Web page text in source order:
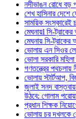
নদীভাঙন রোধে বড়
শেখ হাসিনার দেশে
সাময়িক
মেঘনায়l সি-
মেঘনায় সি-ট্রাকের
ভোলায় এন সিওর
ভোলা সরকারি
গণতন্ত্রের পথচলায়
ভোলায় স্টার্টআপ,
জুলাই সনদ
উঠবে: গোলাম
প্রধান শিক্ষক
ভোলায় চর দখলকে